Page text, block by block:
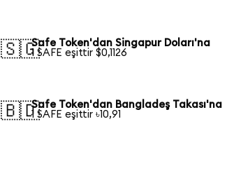
🇸🇬Safe Token'dan Singapur Doları'na
1 SAFE eşittir $0,1126
🇧🇩Safe Token'dan Bangladeş Takası'na
1 SAFE eşittir ৳10,91